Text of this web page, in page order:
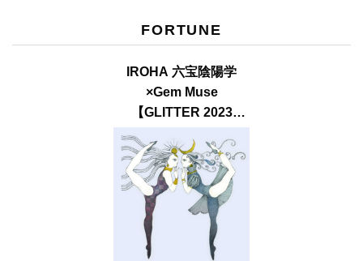
FORTUNE
IROHA 六宝陰陽学
×Gem Muse
【GLITTER 2023
SUMMER issue】